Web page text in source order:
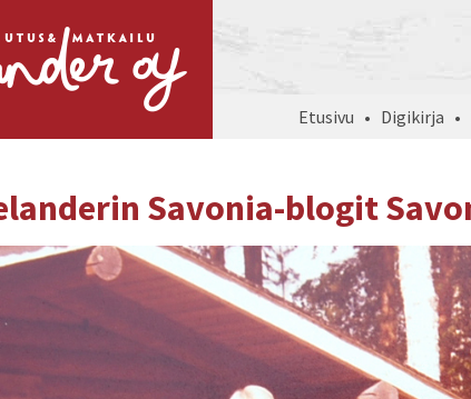
Etusivu Digikirja
Savonia-blogit